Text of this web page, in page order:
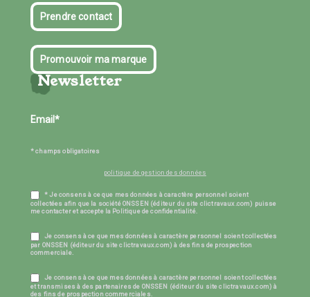
Prendre contact
Promouvoir ma marque
Newsletter
* champs obligatoires
politique de gestion des données
* Je consens à ce que mes données à caractère personnel soient
collectées afin que la société ONSSEN (éditeur du site clictravaux.com) puisse
me contacter et accepte la Politique de confidentialité.
Je consens à ce que mes données à caractère personnel soient collectées
par ONSSEN (éditeur du site clictravaux.com) à des fins de prospection
commerciale.
Je consens à ce que mes données à caractère personnel soient collectées
et transmises à des partenaires de ONSSEN (éditeur du site clictravaux.com) à
des fins de prospection commerciales.